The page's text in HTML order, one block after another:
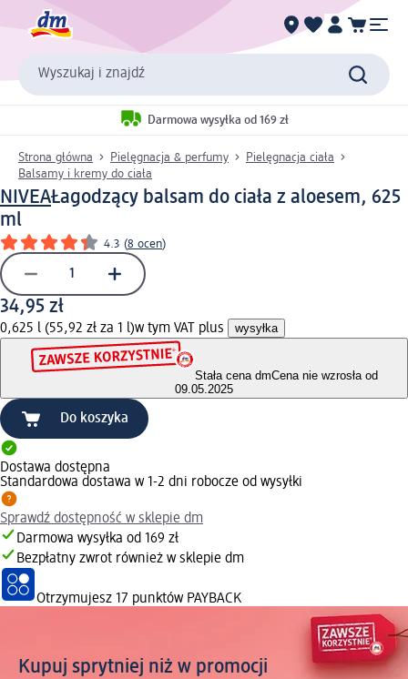
Wyszukaj i znajdź
Darmowa wysyłka od 169 zł
Strona główna Pielęgnacja & perfumy
Pielęgnacja ciała
Balsamy i kremy do ciała
NIVEAŁagodzący balsam do ciała z aloesem, 625
ml
4.3 (8 ocen)
34,95 zł
0,625 l (55,92 zł za 1 l)w tym VAT plus wysyłka
Stała cena dmCena nie wzrosła od
09.05.2025
Do koszyka
Dostawa dostępna
Standardowa dostawa w 1-2 dni robocze od wysyłki
Sprawdź dostępność w sklepie dm
Darmowa wysyłka od 169 zł
Bezpłatny zwrot również w sklepie dm
Otrzymujesz 17 punktów PAYBACK
Kupuj sprytniej niż w promocji